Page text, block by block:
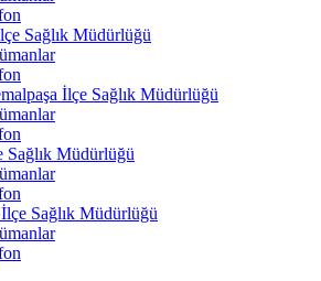
Sağlık Müdürlüğü
İlçe Sağlık Müdürlüğü
Müdürlüğü
Sağlık Müdürlüğü